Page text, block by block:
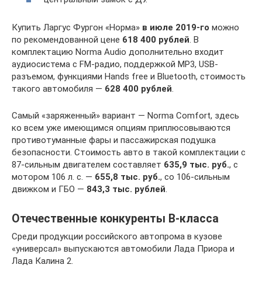
Купить Ларгус Фургон «Норма» в июле 2019-го можно
по рекомендованной цене 618 400 рублей. В
комплектацию Norma Audio дополнительно входит
аудиосистема с FM-радио, поддержкой MP3, USB-
разъемом, функциями Hands free и Bluetooth, стоимость
такого автомобиля — 628 400 рублей.
Самый «заряженный» вариант — Norma Comfort, здесь
ко всем уже имеющимся опциям приплюсовываются
противотуманные фары и пассажирская подушка
безопасности. Стоимость авто в такой комплектации с
87-сильным двигателем составляет 635,9 тыс. руб., с
мотором 106 л. с. — 655,8 тыс. руб., со 106-сильным
движком и ГБО — 843,3 тыс. рублей.
Отечественные конкуренты В-класса
Среди продукции российского автопрома в кузове
«универсал» выпускаются автомобили Лада Приора и
Лада Калина 2.